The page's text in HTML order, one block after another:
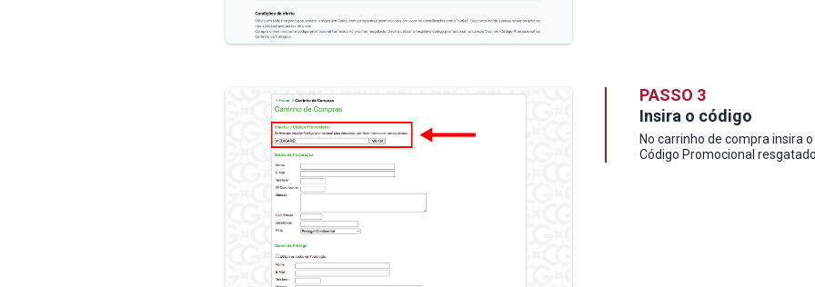
PASSO 3
Insira o código
No carrinho de compra insira
Código Promocional resgatado.